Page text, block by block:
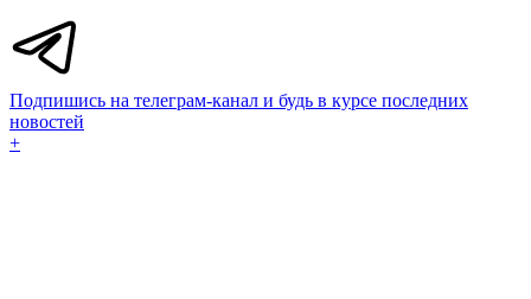
Подпишись на телеграм-канал и будь в курсе последних
новостей
+